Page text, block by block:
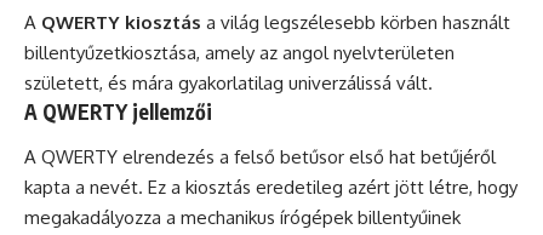
A QWERTY kiosztás a világ legszélesebb körben használt
billentyűzetkiosztása, amely az angol nyelvterületen
született, és mára gyakorlatilag univerzálissá vált.
A QWERTY jellemzői
A QWERTY elrendezés a felső betűsor első hat betűjéről
kapta a nevét. Ez a kiosztás eredetileg azért jött létre, hogy
megakadályozza a mechanikus írógépek billentyűinek